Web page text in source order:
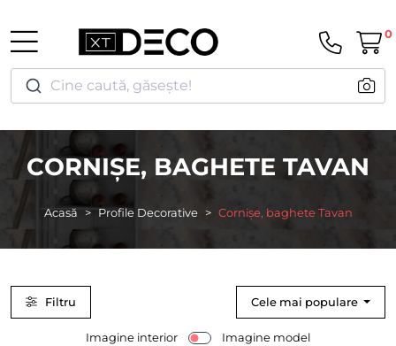
Cine caută, găsește!
0
CORNIȘE, BAGHETE TAVAN
Acasă Profile Decorative Cornișe, baghete Tavan
Filtru Cele mai populare
Imagine interior Imagine model